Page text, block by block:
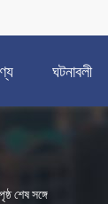
ঘটনাবলী
শেষ সঙ্গে